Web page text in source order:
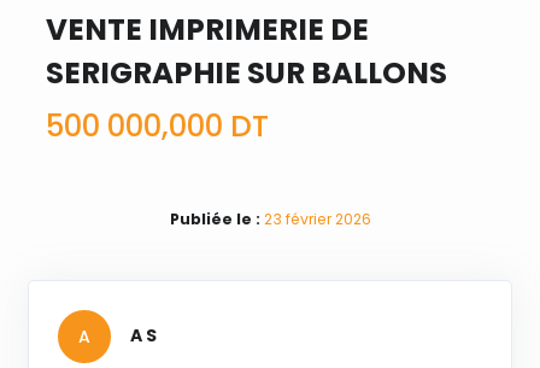
Investissement et Partenariat
Trouver un Expert Se Connecter
VENTE IMPRIMERIE DE
SERIGRAPHIE SUR BALLONS
500 000,000 DT
Publiée le : 23 février 2026
A AS